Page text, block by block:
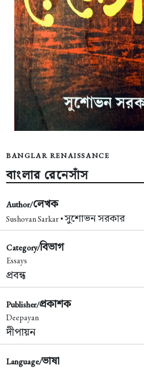
BANGLAR RENAISSANCE
বাংলার রেনেসাঁস
Author/লেখক
Sushovan Sarkar •সুশোভন সরকার
Category/বিভাগ
Essays
প্রবন্ধ
Publisher/প্রকাশক
Deepayan
দীপায়ন
Language/ভাষা